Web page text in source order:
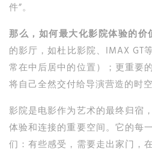
件”。
那么，如何最大化影院体验的价
的影厅，如杜比影院、IMAX GT
常在中后居中的位置）；更重要
将自己全然交付给导演营造的时空
影院是电影作为艺术的最终归宿
体验和连接的重要空间。它的每
们：有些感受，需要走出家门，